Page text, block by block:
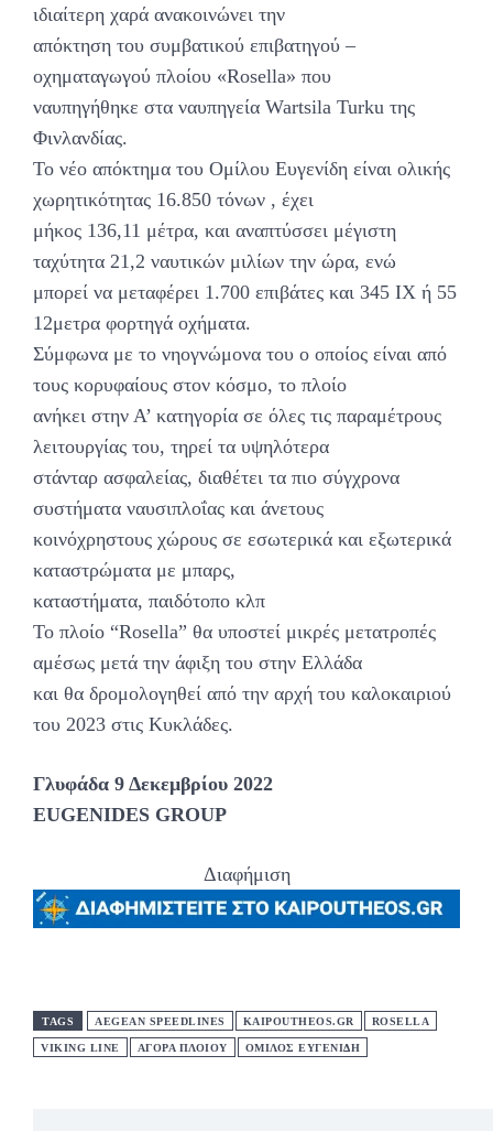
ιδιαίτερη χαρά ανακοινώνει την
απόκτηση του συμβατικού επιβατηγού –
οχηματαγωγού πλοίου «Rosella» που
ναυπηγήθηκε στα ναυπηγεία Wartsila Turku της
Φινλανδίας.
Το νέο απόκτημα του Ομίλου Ευγενίδη είναι ολικής
χωρητικότητας 16.850 τόνων , έχει
μήκος 136,11 μέτρα, και αναπτύσσει μέγιστη
ταχύτητα 21,2 ναυτικών μιλίων την ώρα, ενώ
μπορεί να μεταφέρει 1.700 επιβάτες και 345 ΙΧ ή 55
12μετρα φορτηγά οχήματα.
Σύμφωνα με το νηογνώμονα του ο οποίος είναι από
τους κορυφαίους στον κόσμο, το πλοίο
ανήκει στην Α’ κατηγορία σε όλες τις παραμέτρους
λειτουργίας του, τηρεί τα υψηλότερα
στάνταρ ασφαλείας, διαθέτει τα πιο σύγχρονα
συστήματα ναυσιπλοΐας και άνετους
κοινόχρηστους χώρους σε εσωτερικά και εξωτερικά
καταστρώματα με μπαρς,
καταστήματα, παιδότοπο κλπ
Το πλοίο “Rosella” θα υποστεί μικρές μετατροπές
αμέσως μετά την άφιξη του στην Ελλάδα
και θα δρομολογηθεί από την αρχή του καλοκαιριού
του 2023 στις Κυκλάδες.
Γλυφάδα 9 Δεκεμβρίου 2022
EUGENIDES GROUP
Διαφήμιση
TAGS AEGEAN SPEEDLINES KAIPOUTHEOS.GR ROSELLA
VIKING LINE ΑΓΟΡΑ ΠΛΟΙΟΥ ΟΜΙΛΟΣ ΕΥΓΕΝΙΔΗ